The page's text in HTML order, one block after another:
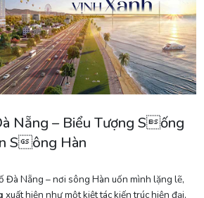
Nẵng – Biểu Tượng Sống
Sông Hàn
Đà Nẵng – nơi sông Hàn uốn mình lặng lẽ,
xuất hiện như một kiệt tác kiến trúc hiện đại,